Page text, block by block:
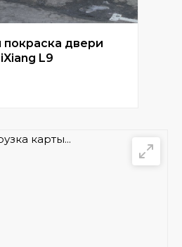
покраска двери
L9
карты...